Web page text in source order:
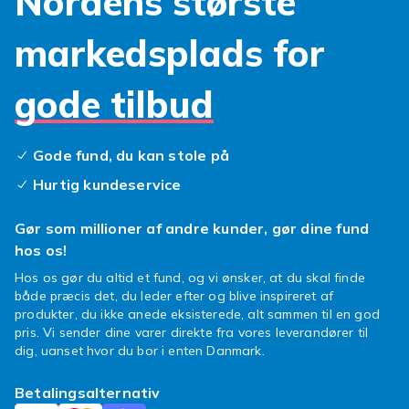
priser. Vi tilbyder kompatible produkter til alle
populaere Huawei-modeller. Uanset om du
soeger et cover, skærmbeskyttelse eller
oplader finder du det hos os. Nye produkter
tilfoyes loeende med hurtig levering.
tilbehoer i et bredt sortiment til altid gode
populaere Huawei-modeller. Uanset om du
oplader finder du det hos os. Nye produkter
tilfoyes loeende med hurtig levering.
Hos Fyndiq finder du kompatibelt Huawei-
tilbehoer i et bredt sortiment til altid gode
priser. Vi tilbyder kompatible produkter til alle
populaere Huawei-modeller. Uanset om du
oplader finder du det hos os. Nye produkter
markedsplads for
gode tilbud
Gode fund, du kan stole på
Hurtig kundeservice
Gør som millioner af andre kunder, gør dine fund
hos os!
Hos os gør du altid et fund, og vi ønsker, at du skal finde
både præcis det, du leder efter og blive inspireret af
produkter, du ikke anede eksisterede, alt sammen til en god
pris. Vi sender dine varer direkte fra vores leverandører til
dig, uanset hvor du bor i enten Danmark.
Betalingsalternativ